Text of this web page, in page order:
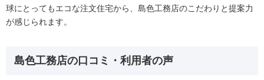
球にとってもエコな注文住宅から、島色工務店のこだわりと提案力
が感じられます。
島色工務店の口コミ・利用者の声